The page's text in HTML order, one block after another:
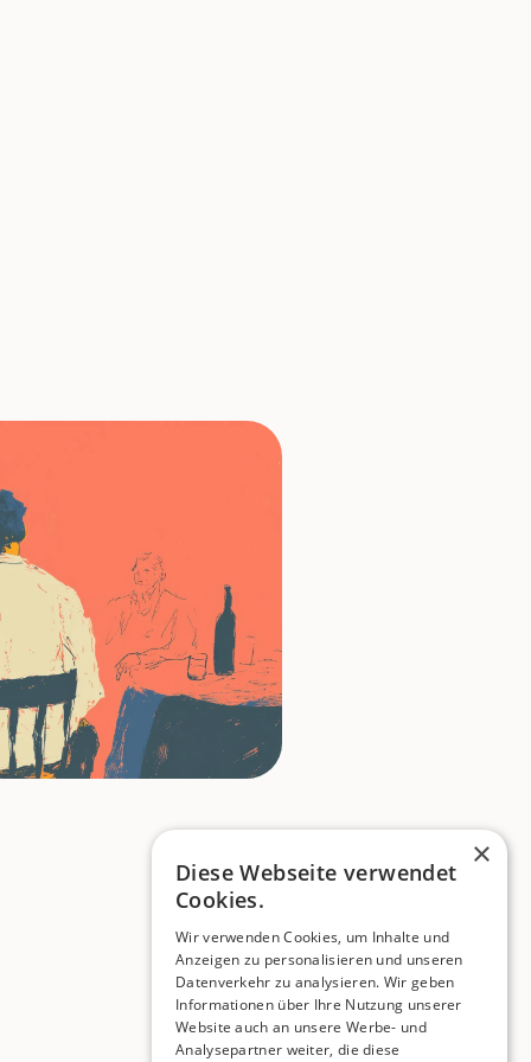
×
Diese Webseite verwendet
Cookies.
Wir verwenden Cookies, um Inhalte und
Anzeigen zu personalisieren und unseren
Datenverkehr zu analysieren. Wir geben
Informationen über Ihre Nutzung unserer
Website auch an unsere Werbe- und
Analysepartner weiter, die diese